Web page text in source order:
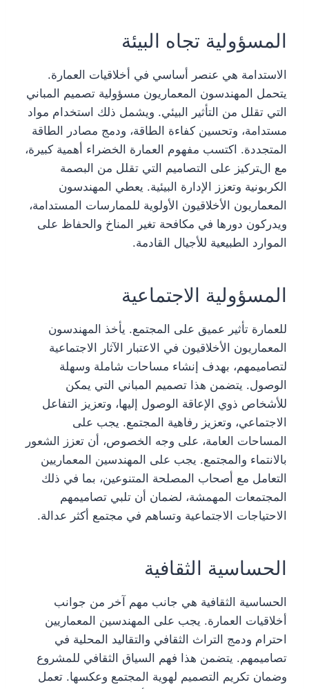
المسؤولية تجاه البيئة
الاستدامة هي عنصر أساسي في أخلاقيات العمارة.
يتحمل المهندسون المعماريون مسؤولية تصميم المباني
التي تقلل من التأثير البيئي. ويشمل ذلك استخدام مواد
مستدامة، وتحسين كفاءة الطاقة، ودمج مصادر الطاقة
المتجددة. اكتسب مفهوم العمارة الخضراء أهمية كبيرة،
مع التركيز على التصاميم التي تقلل من البصمة
الكربونية وتعزز الإدارة البيئية. يعطي المهندسون
المعماريون الأخلاقيون الأولوية للممارسات المستدامة،
ويدركون دورها في مكافحة تغير المناخ والحفاظ على
الموارد الطبيعية للأجيال القادمة.
المسؤولية الاجتماعية
للعمارة تأثير عميق على المجتمع. يأخذ المهندسون
المعماريون الأخلاقيون في الاعتبار الآثار الاجتماعية
لتصاميمهم، بهدف إنشاء مساحات شاملة وسهلة
الوصول. يتضمن هذا تصميم المباني التي يمكن
للأشخاص ذوي الإعاقة الوصول إليها، وتعزيز التفاعل
الاجتماعي، وتعزيز رفاهية المجتمع. يجب على
المساحات العامة، على وجه الخصوص، أن تعزز الشعور
بالانتماء والمجتمع. يجب على المهندسين المعماريين
التعامل مع أصحاب المصلحة المتنوعين، بما في ذلك
المجتمعات المهمشة، لضمان أن تلبي تصاميمهم
الاحتياجات الاجتماعية وتساهم في مجتمع أكثر عدالة.
الحساسية الثقافية
الحساسية الثقافية هي جانب مهم آخر من جوانب
أخلاقيات العمارة. يجب على المهندسين المعماريين
احترام ودمج التراث الثقافي والتقاليد المحلية في
تصاميمهم. يتضمن هذا فهم السياق الثقافي للمشروع
وضمان تكريم التصميم لهوية المجتمع وعكسها. تعمل